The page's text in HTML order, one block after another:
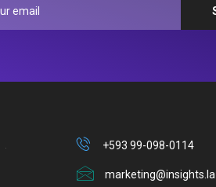
+593 99-098-0114
marketing@insights.la